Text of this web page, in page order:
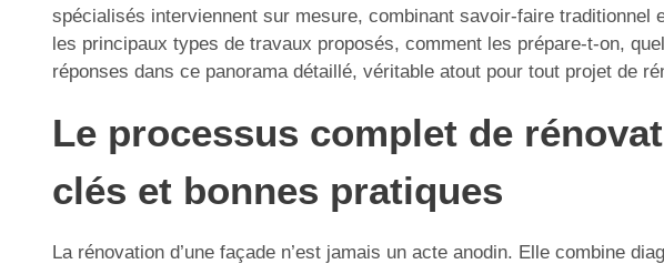
spécialisés interviennent sur mesure, combinant savoir-faire
les principaux types de travaux proposés, comment les prépare-t-on,
réponses dans ce panorama détaillé, véritable atout pour tout projet de
Le processus complet de
clés et bonnes pratiques
La rénovation d’une façade n’est jamais un acte anodin. Elle combine